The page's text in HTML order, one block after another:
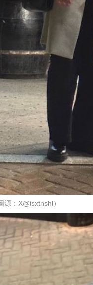
源：X@tsxtnshl）